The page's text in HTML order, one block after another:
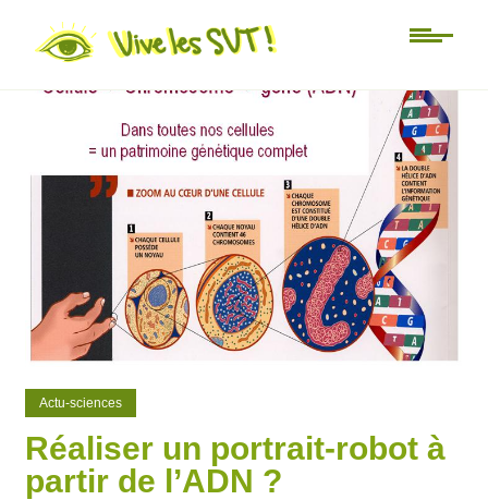
Actu-sciences
Réaliser un portrait-robot à
partir de l’ADN ?